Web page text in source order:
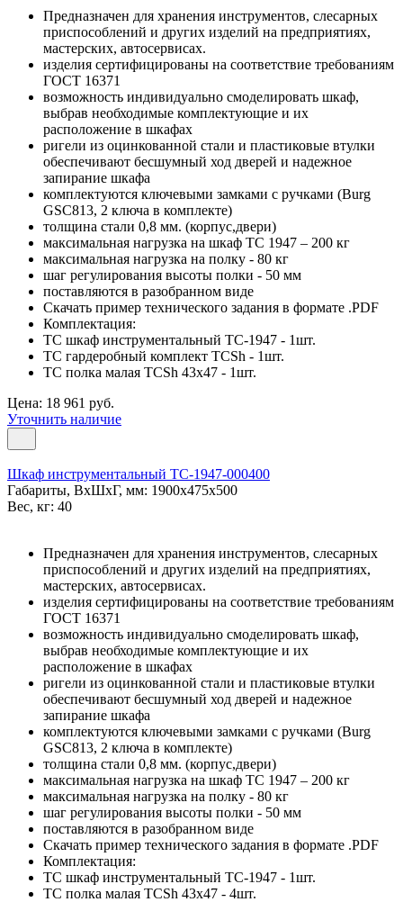
Предназначен для хранения инструментов, слесарных
приспособлений и других изделий на предприятиях,
мастерских, автосервисах.
изделия сертифицированы на соответствие требованиям
ГОСТ 16371
возможность индивидуально смоделировать шкаф,
выбрав необходимые комплектующие и их
расположение в шкафах
ригели из оцинкованной стали и пластиковые втулки
обеспечивают бесшумный ход дверей и надежное
запирание шкафа
комплектуются ключевыми замками с ручками (Burg
GSC813, 2 ключа в комплекте)
толщина стали 0,8 мм. (корпус,двери)
максимальная нагрузка на шкаф ТС 1947 – 200 кг
максимальная нагрузка на полку - 80 кг
шаг регулирования высоты полки - 50 мм
поставляются в разобранном виде
Скачать пример технического задания в формате .PDF
Комплектация:
TC шкаф инструментальный TC-1947 - 1шт.
TC гардеробный комплект TCSh - 1шт.
TC полка малая TCSh 43х47 - 1шт.
Цена: 18 961 руб.
Уточнить наличие
Шкаф инструментальный TC-1947-000400
Габариты, ВxШxГ, мм: 1900x475x500
Вес, кг: 40
Предназначен для хранения инструментов, слесарных
приспособлений и других изделий на предприятиях,
мастерских, автосервисах.
изделия сертифицированы на соответствие требованиям
ГОСТ 16371
возможность индивидуально смоделировать шкаф,
выбрав необходимые комплектующие и их
расположение в шкафах
ригели из оцинкованной стали и пластиковые втулки
обеспечивают бесшумный ход дверей и надежное
запирание шкафа
комплектуются ключевыми замками с ручками (Burg
GSC813, 2 ключа в комплекте)
толщина стали 0,8 мм. (корпус,двери)
максимальная нагрузка на шкаф ТС 1947 – 200 кг
максимальная нагрузка на полку - 80 кг
шаг регулирования высоты полки - 50 мм
поставляются в разобранном виде
Скачать пример технического задания в формате .PDF
Комплектация:
TC шкаф инструментальный TC-1947 - 1шт.
TC полка малая TCSh 43х47 - 4шт.